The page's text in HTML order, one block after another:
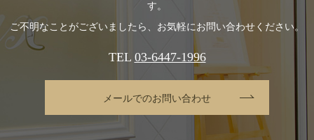
す。
ご不明なことがございましたら、お気軽にお問い合わせください。
TEL 03-6447-1996
メールでのお問い合わせ